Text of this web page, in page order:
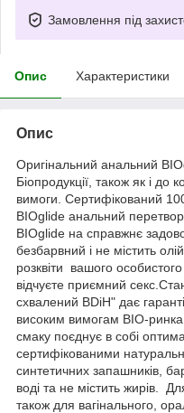
Замовлення під
Опис Характеристики
Опис
Оригінальний анальний
Біопродукції, також як і
вимоги. Сертифікований
BIOglide анальний
BIOglide на справжнє
безбарвний і не містить
розквіти вашого
відчуєте приємний
схвалений BDiH" дає
високим вимогам BIO-
смаку поєднує в собі
сертифікованими
синтетичних запашників,
воді та не містить жирів.
також для вагінального,